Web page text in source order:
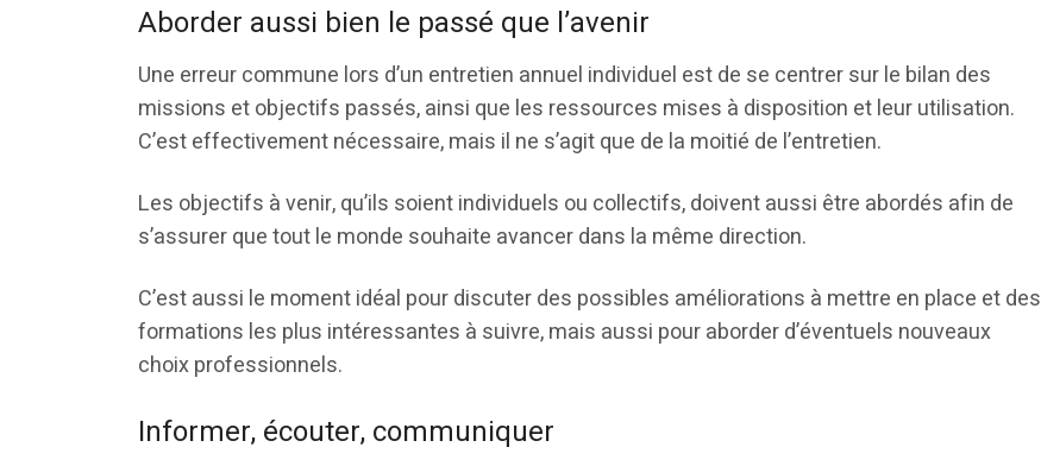
Aborder aussi bien le passé que l’avenir
Une erreur commune lors d’un entretien annuel individuel est de se centrer sur le bilan des
missions et objectifs passés, ainsi que les ressources mises à disposition et leur utilisation.
C’est effectivement nécessaire, mais il ne s’agit que de la moitié de l’entretien.
Les objectifs à venir, qu’ils soient individuels ou collectifs, doivent aussi être abordés afin de
s’assurer que tout le monde souhaite avancer dans la même direction.
C’est aussi le moment idéal pour discuter des possibles améliorations à mettre en place et des
formations les plus intéressantes à suivre, mais aussi pour aborder d’éventuels nouveaux
choix professionnels.
Informer, écouter, communiquer